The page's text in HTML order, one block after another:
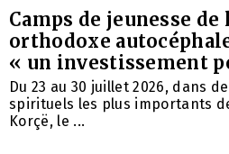
Camps de jeunesse de
orthodoxe
« un investissement
Du 23 au 30 juillet 2026, dans
spirituels les plus importants
Korçë, le ...